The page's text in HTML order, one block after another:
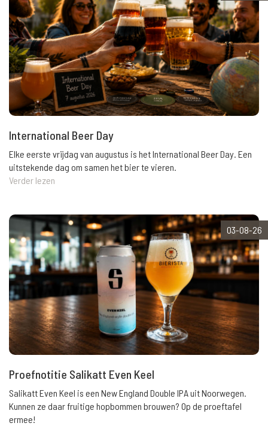
International Beer Day
Elke eerste vrijdag van augustus is het International Beer Day. Een
uitstekende dag om samen het bier te vieren.
Verder lezen
03-08-26
Proefnotitie Salikatt Even Keel
Salikatt Even Keel is een New England Double IPA uit Noorwegen.
Kunnen ze daar fruitige hopbommen brouwen? Op de proeftafel
ermee!